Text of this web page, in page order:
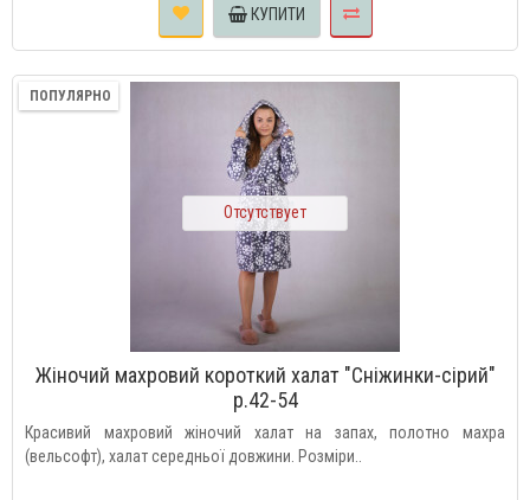
КУПИТИ
ПОПУЛЯРНО
Отсутствует
Жіночий махровий короткий халат "Сніжинки-cірий"
р.42-54
Красивий махровий жіночий халат на запах, полотно махра
(вельсофт), халат середньої довжини. Розміри..